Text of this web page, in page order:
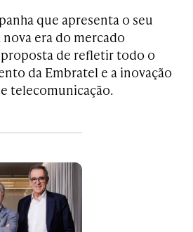
que apresenta o seu
era do mercado
de refletir todo o
da Embratel e a inovação
telecomunicação.